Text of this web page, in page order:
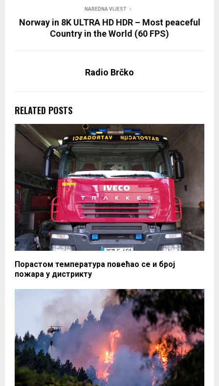
NAREDNA VIJEST
Norway in 8K ULTRA HD HDR – Most peaceful
Country in the World (60 FPS)
Radio Brčko
RELATED POSTS
Порастом температура повећао се и број
пожара у дистрикту